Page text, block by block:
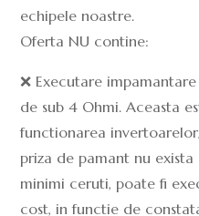
echipele noastre.
Oferta NU contine:
❌ Executare
de sub 4 Ohmi. Aceasta
functionarea
priza de pamant nu
minimi ceruti, poate fi
cost, in functie de